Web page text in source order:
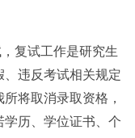
复试工作是研究生
违反考试相关规定
将取消录取资格，
历、学位证书、个